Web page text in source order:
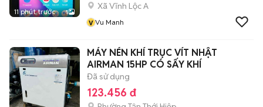
11 phút trước 1
Xã Vĩnh Lộc A
v Vu Manh
MÁY NÉN KHÍ TRỤC VÍT NHẬT
AIRMAN 15HP CÓ SẤY KHÍ
Đã sử dụng
123.456 đ